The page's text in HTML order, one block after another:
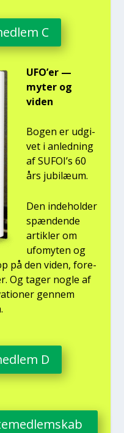
C
UFO’er —
myter og
viden
Bogen er udgi­
vet i anled­ning
af SUFOI’s 60
års jubilæum.
Den inde­hol­der
spæn­den­de
artik­ler om
ufo­myten og
på den viden, for­e­
Og tager nog­le af
gen­nem
D